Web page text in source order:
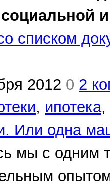
социальной
списком
2012 0 2
, ипотека,
Или одна
мы с одним